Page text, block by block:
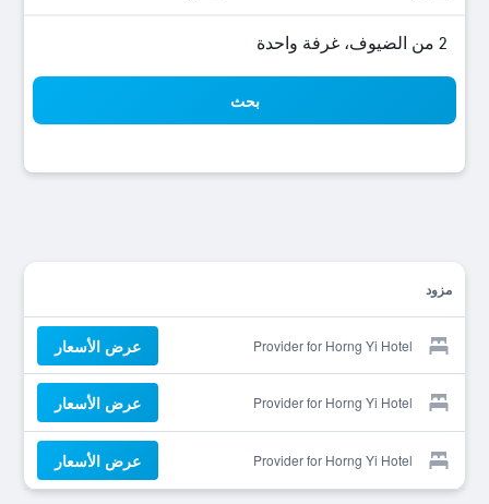
2 من الضيوف، غرفة واحدة
بحث
مزود
Provider for Horng Yi Hotel عرض الأسعار
Provider for Horng Yi Hotel عرض الأسعار
Provider for Horng Yi Hotel عرض الأسعار